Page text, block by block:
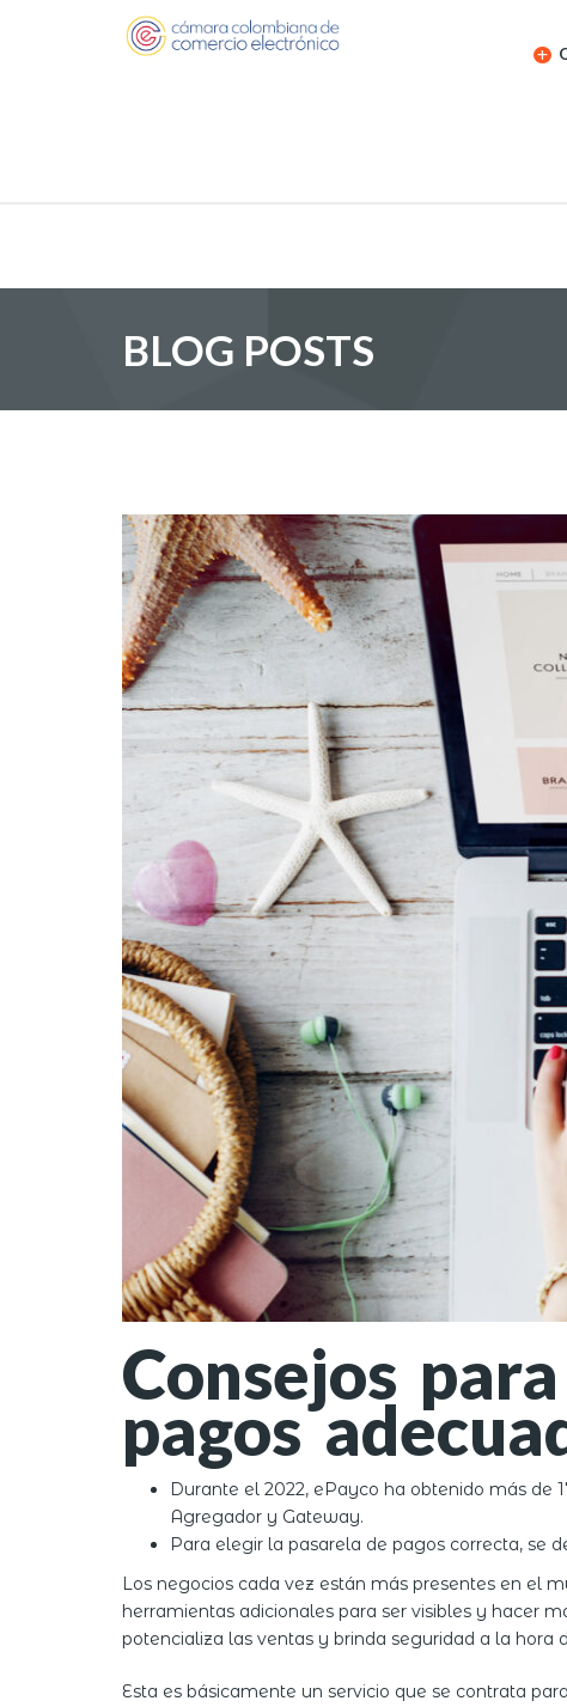
BLOG POSTS
Consejos
pagos
Durante el 2022, ePayco ha obtenido más de
Agregador y Gateway.
Para elegir la pasarela de pagos correcta, se
Los negocios cada vez están más presentes en el
herramientas adicionales para ser visibles y hacer
potencializa las ventas y brinda seguridad a la hora
Esta es básicamente un servicio que se contrata